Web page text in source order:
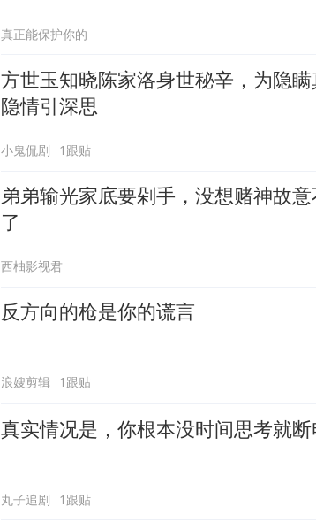
真正能保护你的
方世玉知晓陈家洛身世秘辛，为隐
隐情引深思
小鬼侃剧 1跟贴
弟弟输光家底要剁手，没想赌神故
了
西柚影视君
反方向的枪是你的谎言
浪嫂剪辑 1跟贴
真实情况是，你根本没时间思考就断
丸子追剧 1跟贴